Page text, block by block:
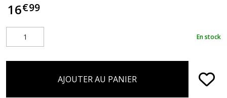
16€99
En stock
AJOUTER AU PANIER